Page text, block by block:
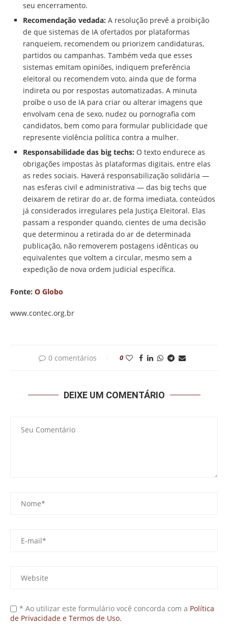
seu encerramento.
Recomendação vedada: A resolução prevê a proibição
de que sistemas de IA ofertados por plataformas
ranqueiem, recomendem ou priorizem candidaturas,
partidos ou campanhas. Também veda que esses
sistemas emitam opiniões, indiquem preferência
eleitoral ou recomendem voto, ainda que de forma
indireta ou por respostas automatizadas. A minuta
proíbe o uso de IA para criar ou alterar imagens que
envolvam cena de sexo, nudez ou pornografia com
candidatos, bem como para formular publicidade que
represente violência política contra a mulher.
Responsabilidade das big techs: O texto endurece as
obrigações impostas às plataformas digitais, entre elas
as redes sociais. Haverá responsabilização solidária —
nas esferas civil e administrativa — das big techs que
deixarem de retirar do ar, de forma imediata, conteúdos
já considerados irregulares pela Justiça Eleitoral. Elas
passam a responder quando, cientes de uma decisão
que determinou a retirada do ar de determinada
publicação, não removerem postagens idênticas ou
equivalentes que voltem a circular, mesmo sem a
expedição de nova ordem judicial específica.
Fonte: O Globo
www.contec.org.br
0 comentários 0
DEIXE UM COMENTÁRIO
* Ao utilizar este formulário você concorda com a Política
de Privacidade e Termos de Uso.